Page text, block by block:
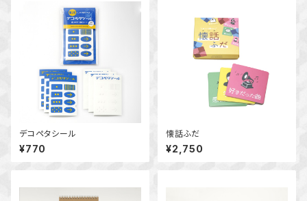
デコペタシール
¥770
懐話ふだ
¥2,750